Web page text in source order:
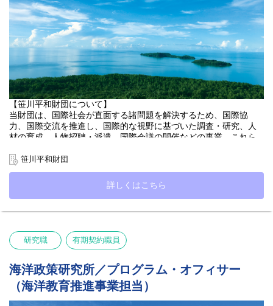
【笹川平和財団について】
当財団は、国際社会が直面する諸問題を解決するため、国際協
力、国際交流を推進し、国際的な視野に基づいた調査・研究、人
材の育成、人物招聘・派遣、国際会議の開催などの事業、これら
でいます。
【海洋政策研究所について】
政策研究と実践を通じて海洋に関する複雑な課題の解決に取り組
んでいます。
単なる学術的研究にとどまらず、
・自然科学・社会科学・人文科学を統合した分析
・国際社会で実行可能な政策提言
を一体的に行う 「Think, Do, and Innovate Tank」 として活動して
います。
https://www.spf.org/opri/profile/
笹川平和財団
詳しくはこちら
研究職 有期契約職員
海洋政策研究所／プログラム・オフィサー
（海洋教育推進事業担当）